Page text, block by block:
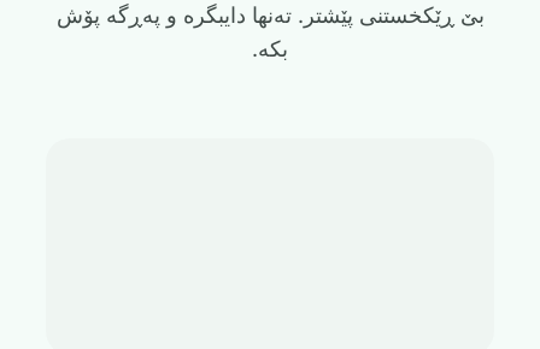
بێ ڕێکخستنی پێشتر. تەنها دایبگرە و پەڕگە پۆش
بکە.